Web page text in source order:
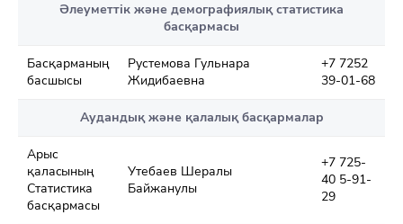
Әлеуметтік және демографиялық статистика
басқармасы
Басқарманың
басшысы
Рустемова Гульнара
Жидибаевна
+7 7252
39-01-68
Аудандық және қалалық басқармалар
Арыс
қалаcының
Статистика
басқармасы
Утебаев Шералы
Байжанулы
+7 725-
40 5-91-
29